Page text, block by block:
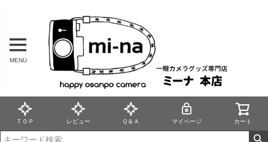
MENU
ＴＯＰ レビュー Ｑ＆Ａ マイページ カート